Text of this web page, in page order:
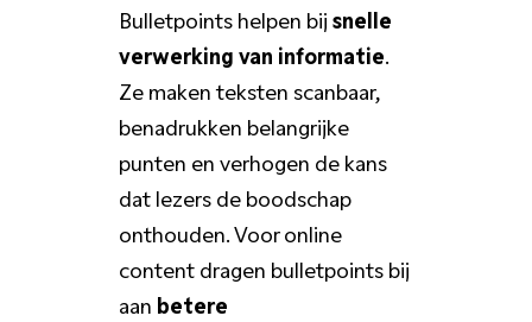
Bulletpoints helpen bijsnelle
verwerking van informatie.
Ze maken teksten scanbaar,
benadrukken belangrijke
punten en verhogen de kans
dat lezers de boodschap
onthouden. Voor online
content dragen bulletpoints bij
aan betere